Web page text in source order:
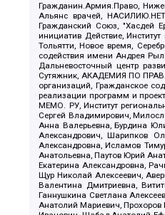
Гражданин.Армия.Право,
Альянс врачей,
Гражданский Союз, "Хасдей
инициатив Действие,
Тольятти, Новое время,
содействия имени Андрея
Дальневосточный центр
Сутяжник, АКАДЕМИЯ ПО
организаций, Гражданское
реализации программ и
МЕМО. РУ, Институт
Сергей Владимирович,
Анна Валерьевна, Бурдина
Александрович, Шарипков
Александровна, Исламов
Анатольевна, Паутов Юрий
Екатерина Александровна,
Щур Николай Алексеевич,
Валентина Дмитриевна,
Ганнушкина Светлана
Анатолий Мариевич,